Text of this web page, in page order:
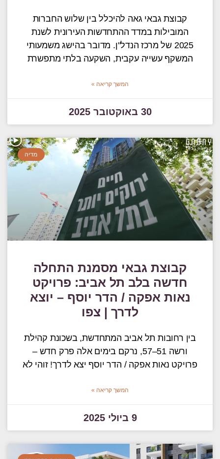
קבוצת גבאי גאה להיכלל בין שלוש החברות
המובילות במדד ההתחדשות העירונית לשנת
2025 של מרכז הנדל"ן. מדובר בהישג משמעותי
המשקף עשייה עקבית, השקעה בלתי מתפשרת
המשך קריאה »
30 באוקטובר 2025
מדיה
קבוצת גבאי מסמנת התחלה
חדשה בלב תל אביב: פרויקט
נאות אפקה / הדר יוסף – יוצא
לדרך | צפו
בין רחובות תל אביב המתחדשת, בשכונת קהילת
ורשה 51–57, נרקם בימים אלה פרק חדש –
פרויקט נאות אפקה / הדר יוסף יצא לדרך! זוהי לא
המשך קריאה »
9 ביולי 2025